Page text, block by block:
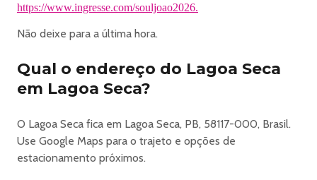
https://www.ingresse.com/souljoao2026.
Não deixe para a última hora.
Qual o endereço do Lagoa Seca
em Lagoa Seca?
O Lagoa Seca fica em Lagoa Seca, PB, 58117-000, Brasil.
Use Google Maps para o trajeto e opções de
estacionamento próximos.